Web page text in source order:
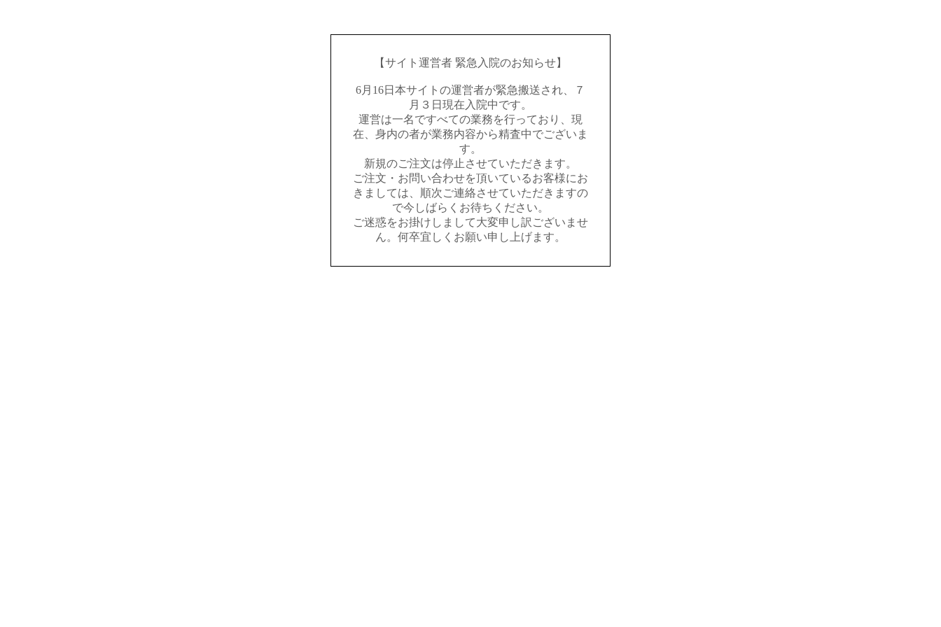
【サイト運営者 緊急入院のお知らせ】
6月16日本サイトの運営者が緊急搬送され、７
月３日現在入院中です。
運営は一名ですべての業務を行っており、現
在、身内の者が業務内容から精査中でございま
す。
新規のご注文は停止させていただきます。
ご注文・お問い合わせを頂いているお客様にお
きましては、順次ご連絡させていただきますの
で今しばらくお待ちください。
ご迷惑をお掛けしまして大変申し訳ございませ
ん。何卒宜しくお願い申し上げます。